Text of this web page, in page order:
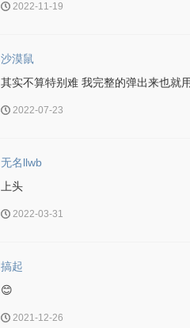
2022-11-19
沙漠鼠
其实不算特别难 我完整的弹出来也就
2022-07-23
无名llwb
上头
2022-03-31
搞起
😊
2021-12-26